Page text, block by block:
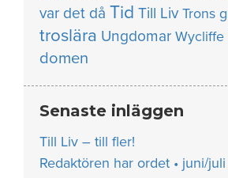
var det då Tid Till Liv Trons
troslära Ungdomar Wycliffe
domen
Senaste inläggen
Till Liv – till fler!
Redaktören har ordet • juni/